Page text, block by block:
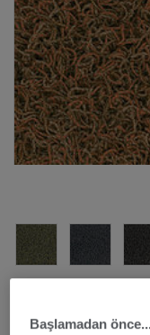
Başlamadan